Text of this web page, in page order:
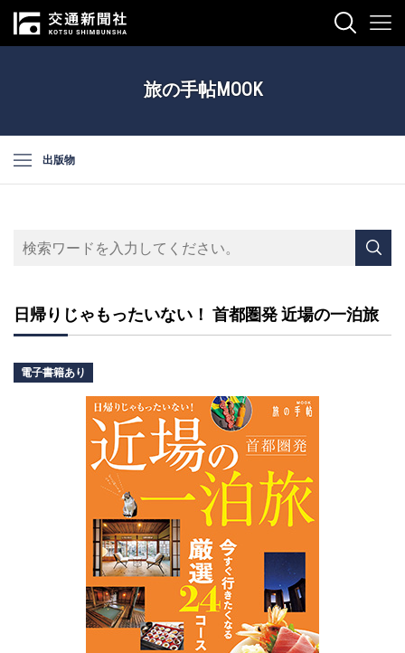
旅の手帖MOOK
出版物
日帰りじゃもったいない！ 首都圏発 近場の一泊旅
電子書籍あり